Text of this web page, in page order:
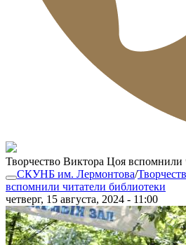
Творчество Виктора Цоя вспомнили
СКУНБ им. Лермонтова/
вспомнили читатели библиотеки
четверг, 15 августа, 2024 - 11:00